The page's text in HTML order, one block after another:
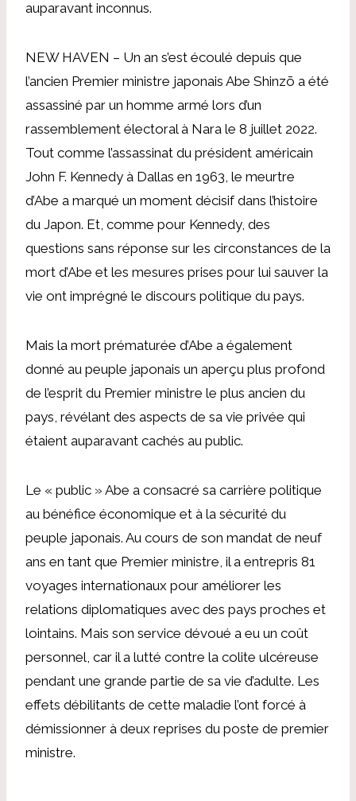
auparavant inconnus.
NEW HAVEN – Un an s’est écoulé depuis que
l’ancien Premier ministre japonais Abe Shinzō a été
assassiné par un homme armé lors d’un
rassemblement électoral à Nara le 8 juillet 2022.
Tout comme l’assassinat du président américain
John F. Kennedy à Dallas en 1963, le meurtre
d’Abe a marqué un moment décisif dans l’histoire
du Japon. Et, comme pour Kennedy, des
questions sans réponse sur les circonstances de la
mort d’Abe et les mesures prises pour lui sauver la
vie ont imprégné le discours politique du pays.
Mais la mort prématurée d’Abe a également
donné au peuple japonais un aperçu plus profond
de l’esprit du Premier ministre le plus ancien du
pays, révélant des aspects de sa vie privée qui
étaient auparavant cachés au public.
Le « public » Abe a consacré sa carrière politique
au bénéfice économique et à la sécurité du
peuple japonais. Au cours de son mandat de neuf
ans en tant que Premier ministre, il a entrepris 81
voyages internationaux pour améliorer les
relations diplomatiques avec des pays proches et
lointains. Mais son service dévoué a eu un coût
personnel, car il a lutté contre la colite ulcéreuse
pendant une grande partie de sa vie d’adulte. Les
effets débilitants de cette maladie l’ont forcé à
démissionner à deux reprises du poste de premier
ministre.